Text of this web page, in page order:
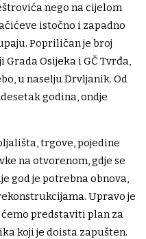
nego na cijelom
istočno i zapadno
Popriličan je broj
Osijeka i GČ Tvrđa,
u naselju Drvljanik. Od
godina, ondje
trgove, pojedine
na otvorenom, gdje se
god je potrebna obnova,
Upravo je
predstaviti plan za
koji je doista zapušten.